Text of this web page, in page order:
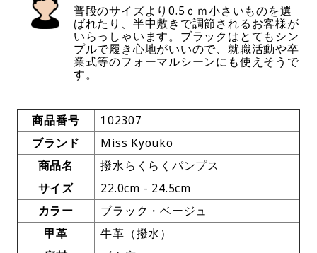
普段のサイズより0.5ｃｍ小さいものを選
ばれたり、半中敷きで調節されるお客様が
いらっしゃいます。ブラックはとてもシン
プルで履き心地がいいので、就職活動や卒
業式等のフォーマルシーンにも使えそうで
す。
商品番号
102307
ブランド
Miss Kyouko
商品名
撥水らくらくパンプス
サイズ
22.0cm - 24.5cm
カラー
ブラック・ベージュ
甲革
牛革（撥水）